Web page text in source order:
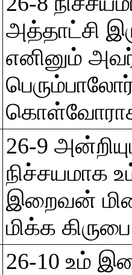
அத்தாட்சி
எனினும்
26-9
நிச்சயமாக
இறைவன்
மிக்க
26-10 உம்